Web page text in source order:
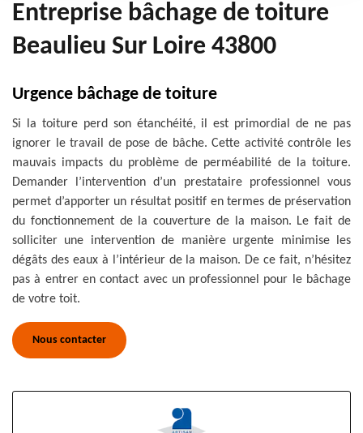
Entreprise bâchage de toiture
Beaulieu Sur Loire 43800
Urgence bâchage de toiture
Si la toiture perd son étanchéité, il est primordial de ne pas
ignorer le travail de pose de bâche. Cette activité contrôle les
mauvais impacts du problème de perméabilité de la toiture.
Demander l’intervention d’un prestataire professionnel vous
permet d’apporter un résultat positif en termes de préservation
du fonctionnement de la couverture de la maison. Le fait de
solliciter une intervention de manière urgente minimise les
dégâts des eaux à l’intérieur de la maison. De ce fait, n’hésitez
pas à entrer en contact avec un professionnel pour le bâchage
de votre toit.
Nous contacter